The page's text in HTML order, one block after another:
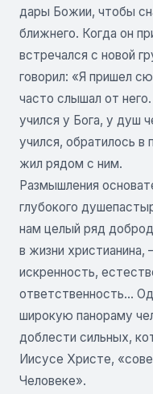
дары Божии, чтобы
ближнего. Когда он
встречался с новой
говорил: «Я пришел
часто слышал от
учился у Бога, у душ
учился, обратилось в
жил рядом с ним.
Размышления
глубокого
нам целый ряд
в жизни христианина,
искренность,
ответственность…
широкую панораму
доблести сильных,
Иисусе Христе,
Человеке».